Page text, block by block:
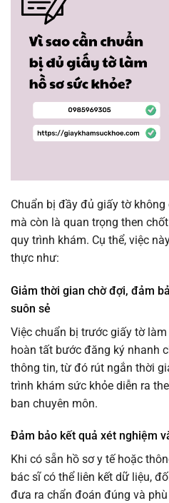
Chuẩn bị đầy đủ giấy tờ
mà còn là quan trọng then
quy trình khám. Cụ thể, việc
thực như:
Giảm thời gian chờ đợi, đảm
suôn sẻ
Việc chuẩn bị trước giấy tờ
hoàn tất bước đăng ký nhanh
thông tin, từ đó rút ngắn thời
trình khám sức khỏe diễn ra
ban chuyên môn.
Đảm bảo kết quả xét nghiệm
Khi có sẵn hồ sơ y tế hoặc
bác sĩ có thể liên kết dữ liệu,
đưa ra chẩn đoán đúng và